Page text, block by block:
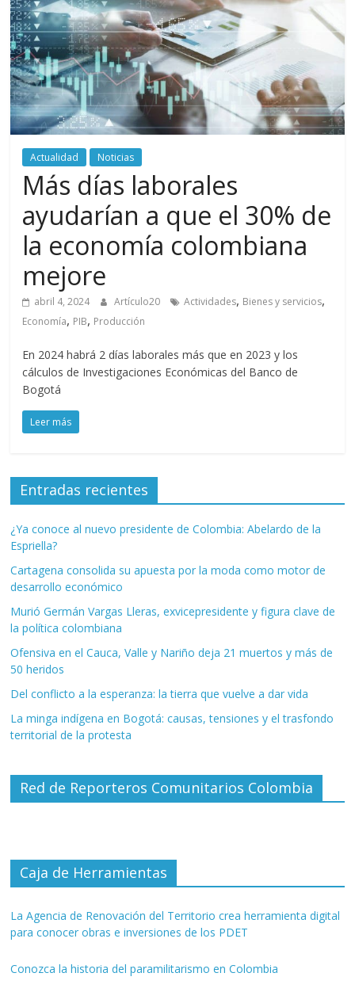
periodismo
digital
del
Politécnico
Grancolombiano
Actualidad Noticias
Más días laborales
ayudarían a que el 30% de
la economía colombiana
mejore
abril 4, 2024 Artículo20 Actividades, Bienes y servicios,
Economía, PIB, Producción
En 2024 habrá 2 días laborales más que en 2023 y los
cálculos de Investigaciones Económicas del Banco de
Bogotá
Leer más
Entradas recientes
¿Ya conoce al nuevo presidente de Colombia: Abelardo de la
Espriella?
Cartagena consolida su apuesta por la moda como motor de
desarrollo económico
Murió Germán Vargas Lleras, exvicepresidente y figura clave de
la política colombiana
Ofensiva en el Cauca, Valle y Nariño deja 21 muertos y más de
50 heridos
Del conflicto a la esperanza: la tierra que vuelve a dar vida
La minga indígena en Bogotá: causas, tensiones y el trasfondo
territorial de la protesta
Red de Reporteros Comunitarios Colombia
Caja de Herramientas
La Agencia de Renovación del Territorio crea herramienta digital
para conocer obras e inversiones de los PDET
Conozca la historia del paramilitarismo en Colombia